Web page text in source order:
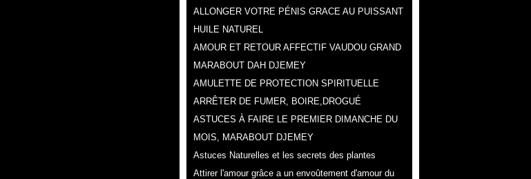
ALLONGER VOTRE PÉNIS GRACE AU PUISSANT
HUILE NATUREL
AMOUR ET RETOUR AFFECTIF VAUDOU GRAND
MARABOUT DAH DJEMEY
AMULETTE DE PROTECTION SPIRITUELLE
ARRÊTER DE FUMER, BOIRE,DROGUÉ
ASTUCES À FAIRE LE PREMIER DIMANCHE DU
MOIS, MARABOUT DJEMEY
Astuces Naturelles et les secrets des plantes
Attirer l'amour grâce a un envoûtement d'amour du